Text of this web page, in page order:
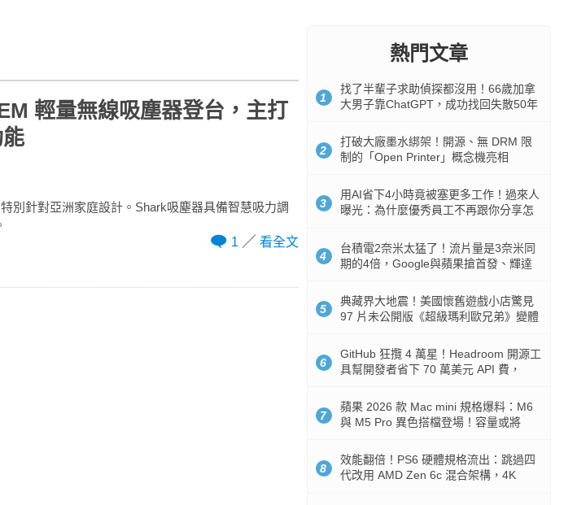
輕量無線吸塵器登台，主打
別針對亞洲家庭設計。Shark吸塵器具備智慧吸力調
1
看全文
熱門文章
1
找了半輩子求助偵探都沒用！66歲加拿
大男子靠ChatGPT，成功找回失散50年
2
打破大廠墨水綁架！開源、無 DRM 限
制的「Open Printer」概念機亮相
3
用AI省下4小時竟被塞更多工作！過來人
曝光：為什麼優秀員工不再跟你分享怎
4
台積電2奈米太猛了！流片量是3奈米同
期的4倍，Google與蘋果搶首發、輝達
5
典藏界大地震！美國懷舊遊戲小店驚見
97 片未公開版《超級瑪利歐兄弟》變體
6
GitHub 狂攬 4 萬星！Headroom 開源工
具幫開發者省下 70 萬美元 API 費，
7
蘋果 2026 款 Mac mini 規格爆料：M6
與 M5 Pro 異色搭檔登場！容量或將
8
效能翻倍！PS6 硬體規格流出：跳過四
代改用 AMD Zen 6c 混合架構，4K